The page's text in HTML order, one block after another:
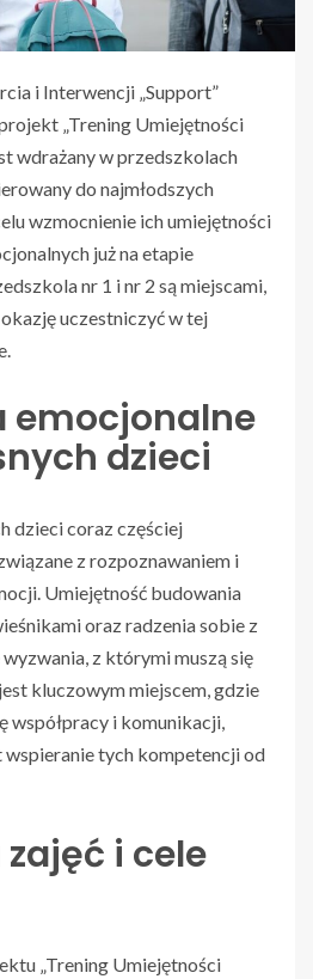
i Interwencji „Support”
„Trening Umiejętności
wdrażany w przedszkolach
do najmłodszych
wzmocnienie ich umiejętności
już na etapie
nr 1 i nr 2 są miejscami,
uczestniczyć w tej
emocjonalne
dzieci
dzieci coraz częściej
z rozpoznawaniem i
Umiejętność budowania
oraz radzenia sobie z
z którymi muszą się
kluczowym miejscem, gdzie
współpracy i komunikacji,
tych kompetencji od
i cele
„Trening Umiejętności